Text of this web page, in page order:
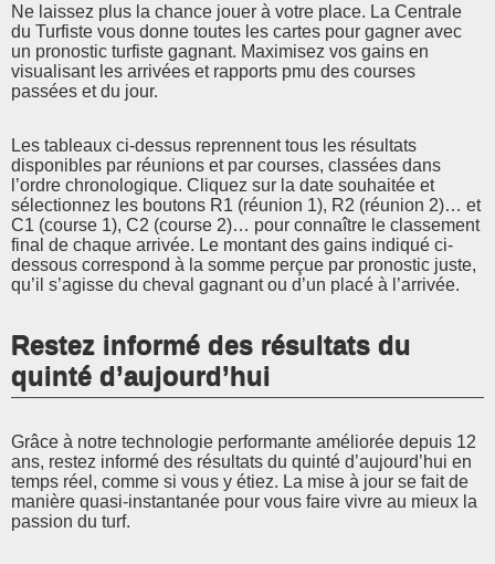
Ne laissez plus la chance jouer à votre place. La Centrale
du Turfiste vous donne toutes les cartes pour gagner avec
un pronostic turfiste gagnant. Maximisez vos gains en
visualisant les arrivées et rapports pmu des courses
passées et du jour.
Les tableaux ci-dessus reprennent tous les résultats
disponibles par réunions et par courses, classées dans
l’ordre chronologique. Cliquez sur la date souhaitée et
sélectionnez les boutons R1 (réunion 1), R2 (réunion 2)… et
C1 (course 1), C2 (course 2)… pour connaître le classement
final de chaque arrivée. Le montant des gains indiqué ci-
dessous correspond à la somme perçue par pronostic juste,
qu’il s’agisse du cheval gagnant ou d’un placé à l’arrivée.
Restez informé des résultats du
quinté d’aujourd’hui
Grâce à notre technologie performante améliorée depuis 12
ans, restez informé des résultats du quinté d’aujourd’hui en
temps réel, comme si vous y étiez. La mise à jour se fait de
manière quasi-instantanée pour vous faire vivre au mieux la
passion du turf.